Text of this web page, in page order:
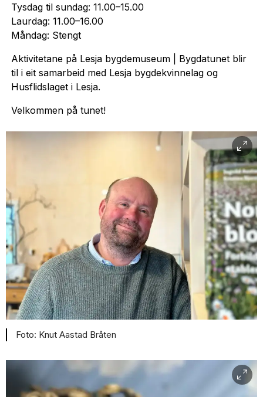
Tysdag til sundag: 11.00–15.00
Laurdag: 11.00–16.00
Måndag: Stengt
Aktivitetane på Lesja bygdemuseum | Bygdatunet blir
til i eit samarbeid med Lesja bygdekvinnelag og
Husflidslaget i Lesja.
Velkommen på tunet!
Knut Aastad Bråten